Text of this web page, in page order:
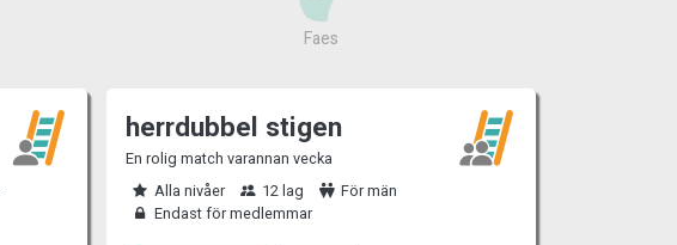
Faes
herrdubbel stigen
En rolig match varannan vecka
Alla nivåer
12 lag
För män
Endast för medlemmar